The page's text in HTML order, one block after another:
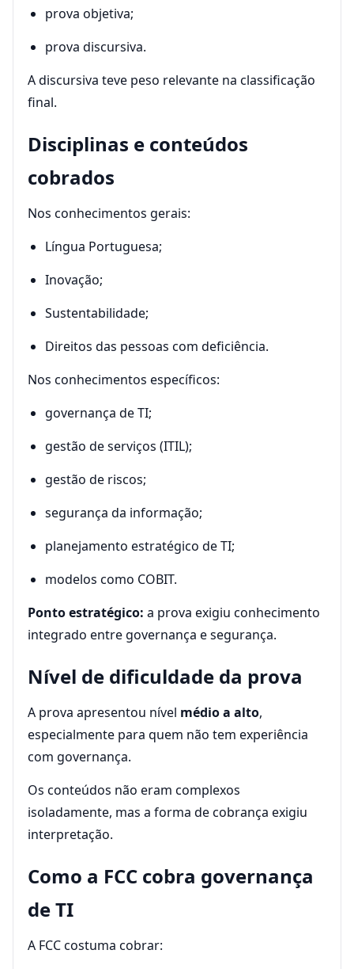
prova objetiva;
prova discursiva.
A discursiva teve peso relevante na classificação
final.
Disciplinas e conteúdos
cobrados
Nos conhecimentos gerais:
Língua Portuguesa;
Inovação;
Sustentabilidade;
Direitos das pessoas com deficiência.
Nos conhecimentos específicos:
governança de TI;
gestão de serviços (ITIL);
gestão de riscos;
segurança da informação;
planejamento estratégico de TI;
modelos como COBIT.
Ponto estratégico: a prova exigiu conhecimento
integrado entre governança e segurança.
Nível de dificuldade da prova
A prova apresentou nível médio a alto,
especialmente para quem não tem experiência
com governança.
Os conteúdos não eram complexos
isoladamente, mas a forma de cobrança exigiu
interpretação.
Como a FCC cobra governança
de TI
A FCC costuma cobrar: